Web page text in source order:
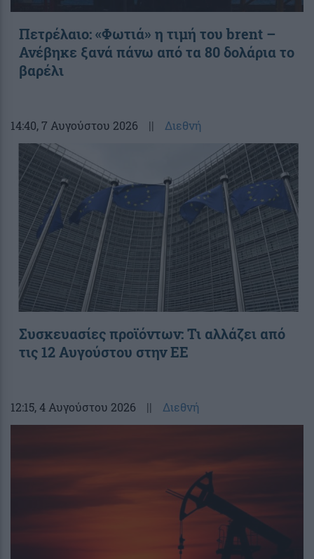
Πετρέλαιο: «Φωτιά» η τιμή του brent –
Ανέβηκε ξανά πάνω από τα 80 δολάρια το
βαρέλι
14:40, 7 Αυγούστου 2026 || Διεθνή
Συσκευασίες προϊόντων: Τι αλλάζει από
τις 12 Αυγούστου στην ΕΕ
12:15, 4 Αυγούστου 2026 || Διεθνή